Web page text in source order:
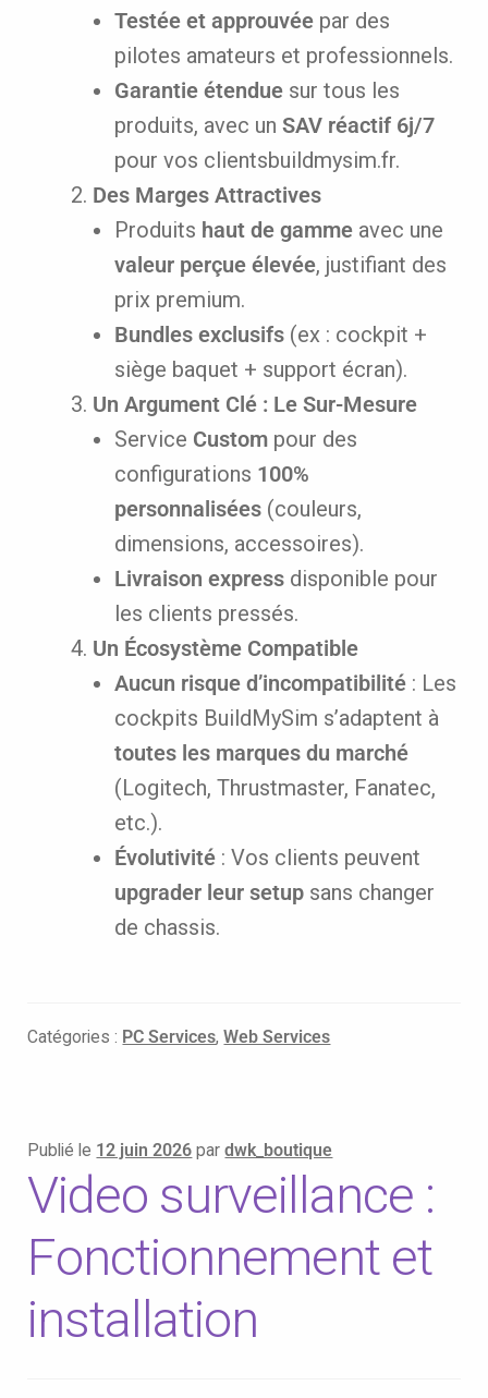
Testée et approuvée par des
pilotes amateurs et professionnels.
Garantie étendue sur tous les
produits, avec unSAV réactif 6j/7
pour vos clientsbuildmysim.fr.
Des Marges Attractives
Produits haut de gamme avec une
valeur perçue élevée, justifiant des
prix premium.
Bundles exclusifs (ex : cockpit +
siège baquet + support écran).
Un Argument Clé : Le Sur-Mesure
Service Custom pour des
configurations 100%
personnalisées (couleurs,
dimensions, accessoires).
Livraison express disponible pour
les clients pressés.
Un Écosystème Compatible
Aucun risque d’incompatibilité : Les
cockpits BuildMySim s’adaptent à
toutes les marques du marché
(Logitech, Thrustmaster, Fanatec,
etc.).
Évolutivité : Vos clients peuvent
upgrader leur setup sans changer
de chassis.
Catégories : PC Services,Web Services
Publié le 12 juin 2026 pardwk_boutique
Video surveillance :
Fonctionnement et
installation